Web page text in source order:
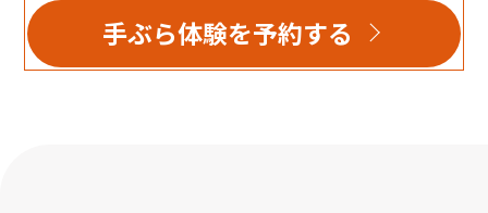
手ぶら体験を予約する